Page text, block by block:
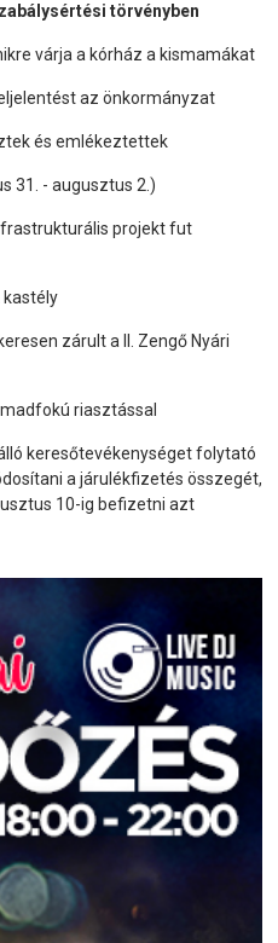
törvényben
várja a kórház a kismamákat
az önkormányzat
és emlékeztettek
31. - augusztus 2.)
projekt fut
kastély
zárult a II. Zengő Nyári
riasztással
keresőtevékenységet folytató
a járulékfizetés összegét,
10-ig befizetni azt